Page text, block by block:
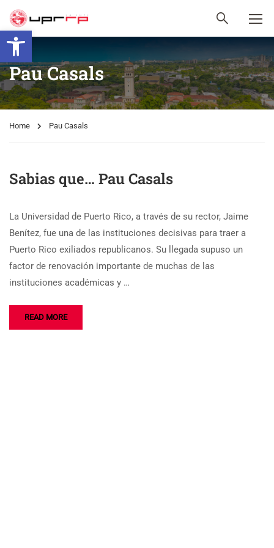
Open toolbar
Pau Casals
Home Pau Casals
Sabias que… Pau Casals
La Universidad de Puerto Rico, a través de su rector, Jaime
Benítez, fue una de las instituciones decisivas para traer a
Puerto Rico exiliados republicanos. Su llegada supuso un
factor de renovación importante de muchas de las
instituciones académicas y …
READ MORE